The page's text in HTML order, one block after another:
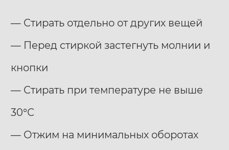
— Стирать отдельно от других вещей
— Перед стиркой застегнуть молнии и
кнопки
— Стирать при температуре не выше
30°С
— Отжим на минимальных оборотах